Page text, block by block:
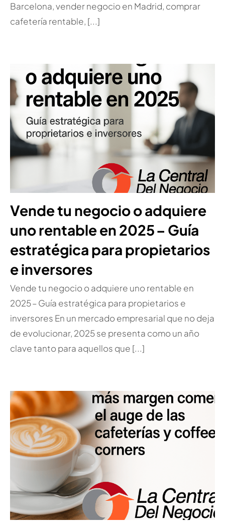
Barcelona, vender negocio en Madrid, comprar
cafetería rentable, [...]
Vende tu negocio o adquiere
uno rentable en 2025 – Guía
estratégica para propietarios
e inversores
Vende tu negocio o adquiere uno rentable en
2025 – Guía estratégica para propietarios e
inversores En un mercado empresarial que no deja
de evolucionar, 2025 se presenta como un año
clave tanto para aquellos que [...]